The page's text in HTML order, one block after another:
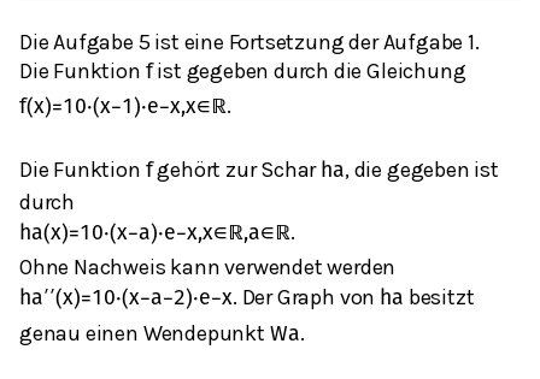
Die Aufgabe 5 ist eine Fortsetzung der Aufgabe 1.
Die Funktion f ist gegeben durch die Gleichung
f(x)=10⋅(x−1 )⋅e−x,x∈ ℝ.
Die Funktion fgehört zur Schar ha, die gegeben ist
durch
ha(x)=10⋅(x−a)⋅e−x,x∈ ℝ,a∈ ℝ.
Ohne Nachweis kann verwendet werden
ha′′(x)=10⋅(x−a−2)⋅e−x. Der Graph von ha besitzt
genau einen Wendepunkt Wa.